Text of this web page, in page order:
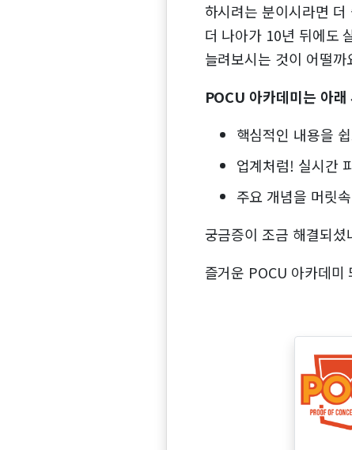
하시려는 분이시라면
더 나아가 10년 뒤에도
늘려보시는 것이 어떨까
POCU 아카데미는 아
핵심적인 내용을
업계처럼! 실시간
주요 개념을 머릿
궁금증이 조금 해결되
즐거운 POCU 아카데미